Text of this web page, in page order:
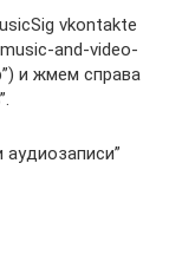
vkontakte
and-video-
и жмем справа